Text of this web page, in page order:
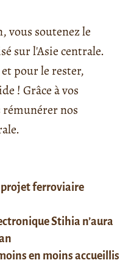
vous soutenez le
sur l'Asie centrale.
pour le rester,
! Grâce à vos
nos
projet ferroviaire
Stihia n’aura
en moins accueillis